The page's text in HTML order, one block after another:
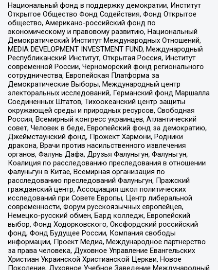
Национальный фонд в поддержку демократии, Институт
Открытое Общество Фонд Содействия, Фонд Открытое
общество, Американо-российский фонд по
экономическому и правовому развитию, Национальный
Демократический Институт Международных Отношений,
MEDIA DEVELOPMENT INVESTMENT FUND, Международный
Республиканский Институт, Открытая Россия, Институт
современной России, Черноморский фонд регионального
сотрудничества, Европейская Платформа за
Демократические Выборы, Международный центр
электоральных исследований, Германский фонд Маршалла
Соединенных Штатов, Тихоокеанский центр защиты
окружающей среды и природных ресурсов, Свободная
Россия, Всемирный конгресс украинцев, Атлантический
совет, Человек в беде, Европейский фонд за демократию,
Джеймстаунский фонд, Прожект Хармони, Родники
дракона, Врачи против насильственного извлечения
органов, Фалунь Дафа, Друзья Фалуньгун, Фалуньгун,
Коалиция по расследованию преследования в отношении
Фалуньгун в Китае, Всемирная организация по
расследованию преследований Фалуньгун, Пражский
гражданский центр, Ассоциация школ политических
исследований при Совете Европы, Центр либеральной
современности, Форум русскоязычных европейцев,
Немецко-русский обмен, Бард колледж, Европейский
выбор, Фонд Ходорковского, Оксфордский российский
фонд, Фонд Будущее России, Компания свободы
информации, Проект Медиа, Международное партнерство
за права человека, Духовное Управление Евангельских
Христиан Украинской Христианской Церкви, Новое
Поколение, Духовное Учебное Заведение Международный